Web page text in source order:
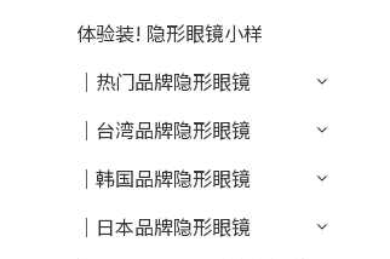
体验装! 隐形眼镜小样
｜热门品牌隐形眼镜
｜台湾品牌隐形眼镜
｜韩国品牌隐形眼镜
｜日本品牌隐形眼镜